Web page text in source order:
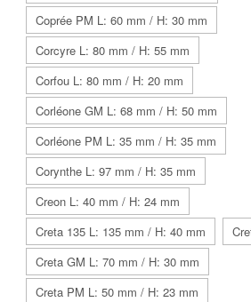
Coprée PM L: 60 mm / H: 30 mm
Corcyre L: 80 mm / H: 55 mm
Corfou L: 80 mm / H: 20 mm
Corléone GM L: 68 mm / H: 50 mm
Corléone PM L: 35 mm / H: 35 mm
Corynthe L: 97 mm / H: 35 mm
Creon L: 40 mm / H: 24 mm
Creta 135 L: 135 mm / H: 40 mm
Creta GM L: 70 mm / H: 30 mm
Creta PM L: 50 mm / H: 23 mm